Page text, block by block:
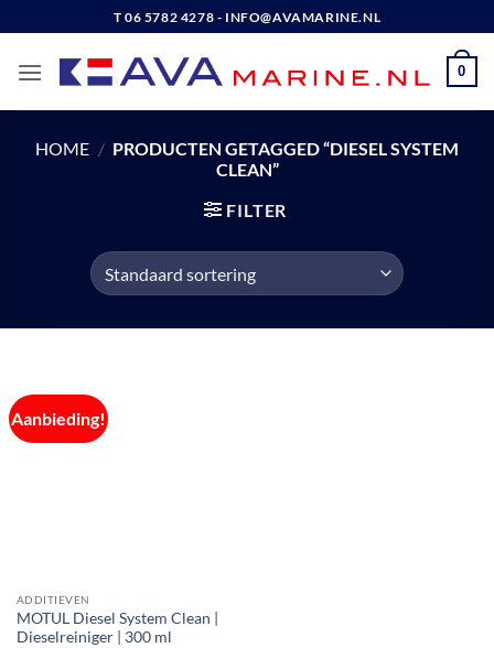
naar
inhoud
T 06 5782 4278 - INFO@AVAMARINE.NL
0
HOME / PRODUCTEN GETAGGED “DIESEL SYSTEM
CLEAN”
FILTER
Aanbieding!
ADDITIEVEN
MOTUL Diesel System Clean |
Dieselreiniger | 300 ml